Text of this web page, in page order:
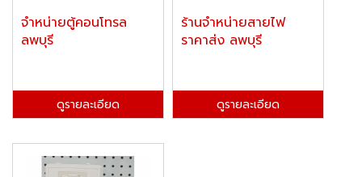
จำหน่ายตู้คอนโทรล
ลพบุรี
ดูรายละเอียด
ร้านจำหน่ายสายไฟ
ราคาส่ง ลพบุรี
ดูรายละเอียด